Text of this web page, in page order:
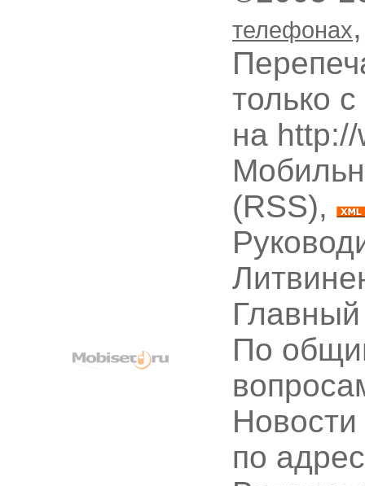
телефонах
только
на
(RSS),
По
по